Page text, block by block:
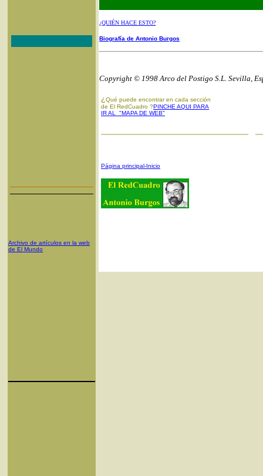
Archivo de artículos en la web
de El Mundo
¿QUIÉN HACE ESTO?
Biografía de Antonio Burgos
Copyright © 1998 Arco del Postigo S.L. Sevilla,
¿ Qué puede encontrar en cada sección
de El RedCuadro ?PINCHE AQUI PARA
IR AL "MAPA DE WEB"
Página principal-Inicio